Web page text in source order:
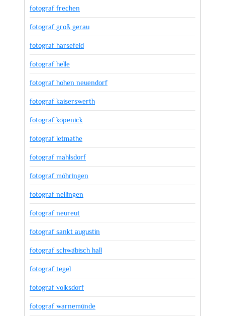
fotograf frechen
fotograf groß gerau
fotograf harsefeld
fotograf helle
fotograf hohen neuendorf
fotograf kaiserswerth
fotograf köpenick
fotograf letmathe
fotograf mahlsdorf
fotograf möhringen
fotograf nellingen
fotograf neureut
fotograf sankt augustin
fotograf schwäbisch hall
fotograf tegel
fotograf volksdorf
fotograf warnemünde